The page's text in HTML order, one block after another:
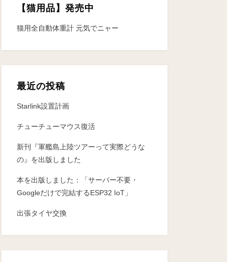
【猫用品】発売中
猫用全自動体重計 元気でニャー
最近の投稿
Starlink設置計画
チューチューマウス復活
新刊『軍艦島上陸ツアーって実際どうな
の』を出版しました
本を出版しました：「サーバー不要・
Googleだけで完結するESP32 IoT」
出張タイヤ交換